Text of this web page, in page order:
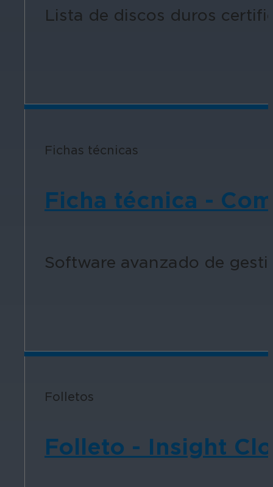
Lista de discos duros
Fichas técnicas
Ficha técnica -
Software avanzado de
Folletos
Folleto - Insight